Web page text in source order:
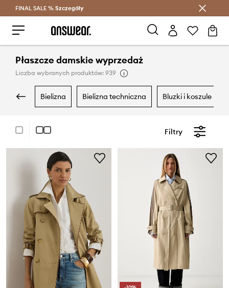
Oszczędzaj z Answear Club >
FINAL SALE % Szczegóły
Płaszcze damskie wyprzedaż
Liczba wybranych produktów: 939
bielizna bielizna techniczna bluzki i koszule
Filtry